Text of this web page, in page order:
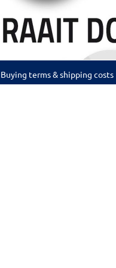
Buying terms & shipping costs